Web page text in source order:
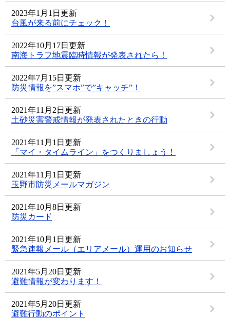
2023年1月1日更新
台風が来る前にチェック！
2022年10月17日更新
南海トラフ地震臨時情報が発表されたら！
2022年7月15日更新
防災情報を”スマホ”で”キャッチ”！
2021年11月2日更新
土砂災害警戒情報が発表されたときの行動
2021年11月1日更新
「マイ・タイムライン」をつくりましょう！
2021年11月1日更新
玉野市防災メールマガジン
2021年10月8日更新
防災カード
2021年10月1日更新
緊急速報メール（エリアメール）運用のお知らせ
2021年5月20日更新
避難情報が変わります！
2021年5月20日更新
避難行動のポイント